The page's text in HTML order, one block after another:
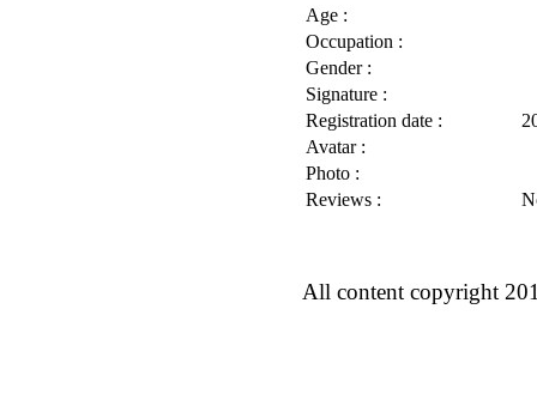
Age :
Occupation :
Gender :
Signature :
Registration date :
Avatar :
Photo :
Reviews :
All content copyright